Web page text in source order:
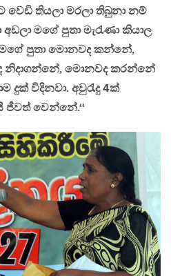
තියලා මරලා තිබුනා නම්
මගේ පුතා මැරැණා කියාල
පුතා මොනවද කන්නේ,
මොනවද කරන්නේ
දුක් විදිනවා. අවුරැදු 4ක්
ජීවත් වෙන්නේ.‘‘